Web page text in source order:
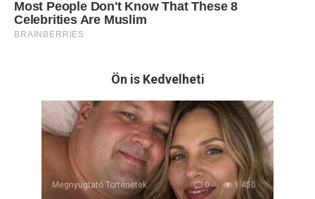
Ön is Kedvelheti
Megnyugtató Történetek 0 1 450